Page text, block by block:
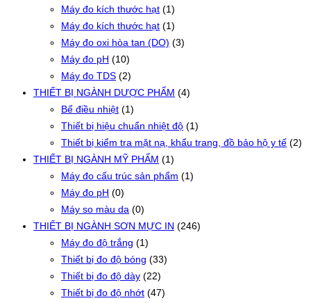
Máy đo kích thước hạt (1)
Máy đo kích thước hạt (1)
Máy đo oxi hòa tan (DO) (3)
Máy đo pH (10)
Máy đo TDS (2)
THIẾT BỊ NGÀNH DƯỢC PHẨM (4)
Bể điều nhiệt (1)
Thiết bị hiệu chuẩn nhiệt độ (1)
Thiết bị kiểm tra mặt nạ, khẩu trang, đồ bảo hộ y tế (2)
THIẾT BỊ NGÀNH MỸ PHẨM (1)
Máy đo cấu trúc sản phẩm (1)
Máy đo pH (0)
Máy so màu da (0)
THIẾT BỊ NGÀNH SƠN MỰC IN (246)
Máy đo độ trắng (1)
Thiết bị đo độ bóng (33)
Thiết bị đo độ dày (22)
Thiết bị đo độ nhớt (47)